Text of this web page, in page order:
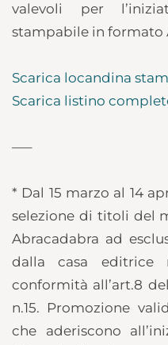
valevoli per
stampabile in formato
Scarica locandina
Scarica listino
—–
* Dal 15 marzo al 14
selezione di titoli del
Abracadabra ad
dalla casa editrice
conformità all’art.8
n.15. Promozione
che aderiscono